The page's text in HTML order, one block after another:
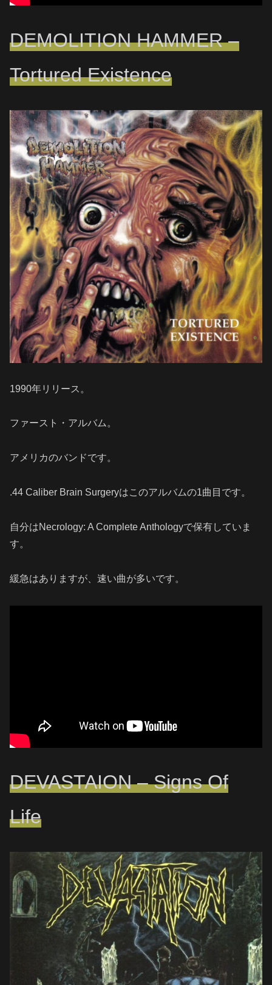
DEMOLITION HAMMER –
Tortured Existence
1990年リリース。
ファースト・アルバム。
アメリカのバンドです。
.44 Caliber Brain Surgeryはこのアルバムの1曲目です。
自分はNecrology: A Complete Anthologyで保有していま
す。
緩急はありますが、速い曲が多いです。
DEVASTAION – Signs Of
Life